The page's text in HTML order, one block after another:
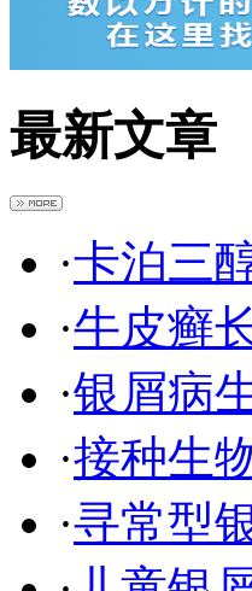
最新文章
·卡泊三
·牛皮癣
·银屑病
·接种生
·寻常型